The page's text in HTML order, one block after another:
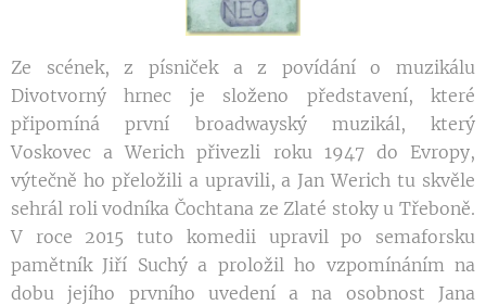
Ze scének, z písniček a z povídání o muzikálu
Divotvorný hrnec je složeno představení, které
připomíná první broadwayský muzikál, který
Voskovec a Werich přivezli roku 1947 do Evropy,
výtečně ho přeložili a upravili, a Jan Werich tu skvěle
sehrál roli vodníka Čochtana ze Zlaté stoky u Třeboně.
V roce 2015 tuto komedii upravil po semaforsku
pamětník Jiří Suchý a proložil ho vzpomínáním na
dobu jejího prvního uvedení a na osobnost Jana